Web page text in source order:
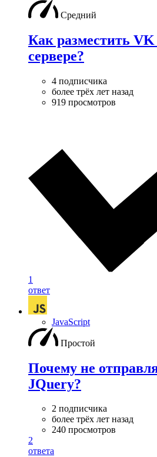
Средний
Как разместить
сервере?
4 подписчика
более трёх лет назад
919 просмотров
1
ответ
JavaScript
Простой
Почему не
JQuery?
2 подписчика
более трёх лет назад
240 просмотров
2
ответа